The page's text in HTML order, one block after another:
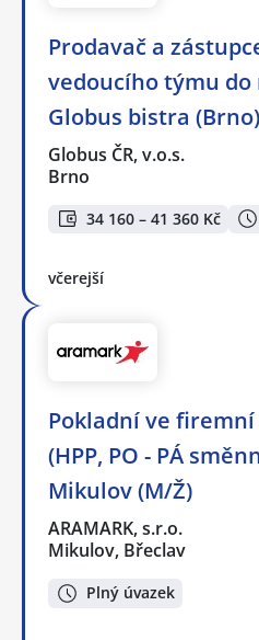
Prodavač a
vedoucího týmu do
Globus bistra (Brno)
Globus ČR, v.o.s.
Brno
34 160 – 41 360 Kč
včerejší
Pokladní ve
(HPP, PO - PÁ
Mikulov (M/Ž)
ARAMARK, s.r.o.
Mikulov, Břeclav
Plný úvazek